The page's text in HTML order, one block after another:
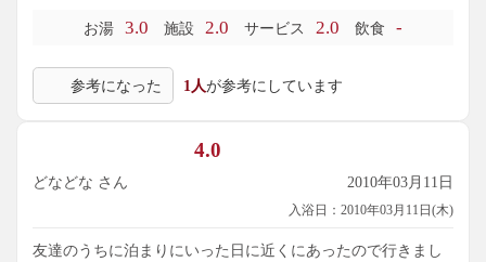
お湯 3.0 施設 2.0 サービス 2.0 飲食 -
参考になった 1人が参考にしています
4.0
どなどな さん 2010年03月11日
入浴日：2010年03月11日(木)
友達のうちに泊まりにいった日に近くにあったので行きまし